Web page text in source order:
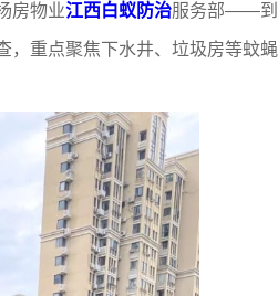
房物业江西白蚁防治服务部——到
重点聚焦下水井、垃圾房等蚊